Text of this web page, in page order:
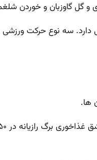
گل گاوزبان و خوردن
سه نوع حرکت
ها.